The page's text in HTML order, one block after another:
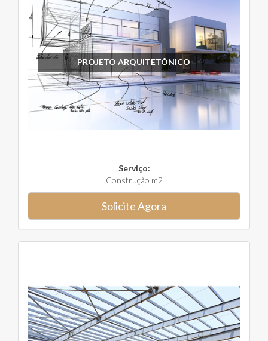
PROJETO ARQUITETÔNICO
Serviço:
Construção m2
Solicite Agora